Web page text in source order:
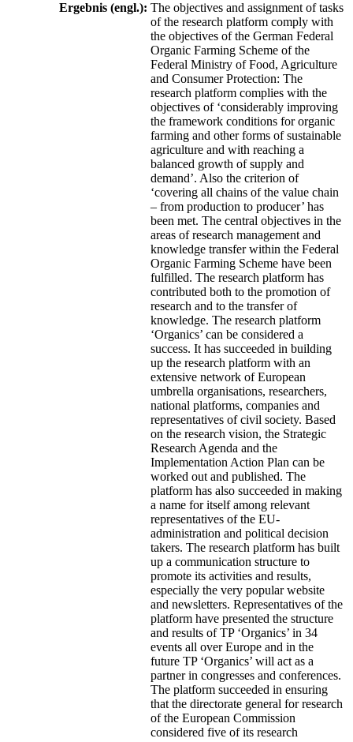
Ergebnis (engl.): The objectives and assignment of tasks
of the research platform comply with
the objectives of the German Federal
Organic Farming Scheme of the
Federal Ministry of Food, Agriculture
and Consumer Protection: The
research platform complies with the
objectives of ‘considerably improving
the framework conditions for organic
farming and other forms of sustainable
agriculture and with reaching a
balanced growth of supply and
demand’. Also the criterion of
‘covering all chains of the value chain
– from production to producer’ has
been met. The central objectives in the
areas of research management and
knowledge transfer within the Federal
Organic Farming Scheme have been
fulfilled. The research platform has
contributed both to the promotion of
research and to the transfer of
knowledge. The research platform
‘Organics’ can be considered a
success. It has succeeded in building
up the research platform with an
extensive network of European
umbrella organisations, researchers,
national platforms, companies and
representatives of civil society. Based
on the research vision, the Strategic
Research Agenda and the
Implementation Action Plan can be
worked out and published. The
platform has also succeeded in making
a name for itself among relevant
representatives of the EU-
administration and political decision
takers. The research platform has built
up a communication structure to
promote its activities and results,
especially the very popular website
and newsletters. Representatives of the
platform have presented the structure
and results of TP ‘Organics’ in 34
events all over Europe and in the
future TP ‘Organics’ will act as a
partner in congresses and conferences.
The platform succeeded in ensuring
that the directorate general for research
of the European Commission
considered five of its research